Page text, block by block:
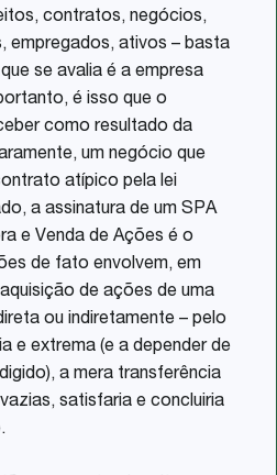
contratos, negócios,
empregados, ativos – basta
se avalia é a empresa
é isso que o
como resultado da
um negócio que
atípico pela lei
a assinatura de um SPA
e Venda de Ações é o
de fato envolvem, em
de ações de uma
ou indiretamente – pelo
e extrema (e a depender de
a mera transferência
satisfaria e concluiria